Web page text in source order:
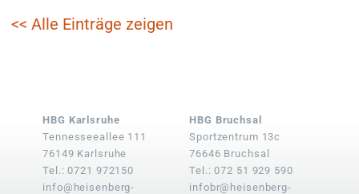
<< Alle Einträge zeigen
HBG Karlsruhe
Tennesseeallee 111
76149 Karlsruhe
Tel.: 0721 972150
info@heisenberg-
HBG Bruchsal
Sportzentrum 13c
76646 Bruchsal
Tel.: 072 51 929 590
infobr@heisenberg-